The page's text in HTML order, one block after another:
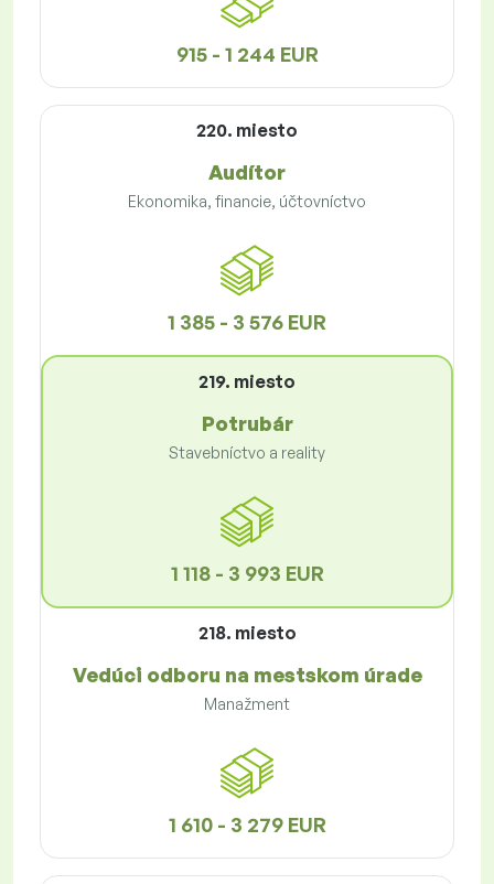
915 - 1 244 EUR
220. miesto
Audítor
Ekonomika, financie, účtovníctvo
1 385 - 3 576 EUR
219. miesto
Potrubár
Stavebníctvo a reality
1 118 - 3 993 EUR
218. miesto
Vedúci odboru na mestskom úrade
Manažment
1 610 - 3 279 EUR